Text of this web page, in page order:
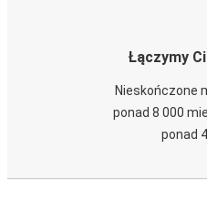
Łączymy
Nieskończone
ponad 8 000
ponad